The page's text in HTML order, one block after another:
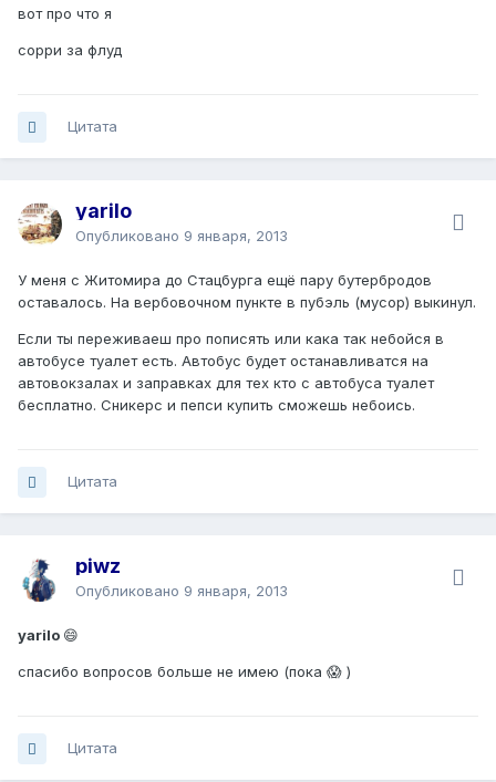
вот про что я
сорри за флуд
Цитата
yarilo
Опубликовано 9 января, 2013
У меня с Житомира до Стацбурга ещё пару бутербродов
оставалось. На вербовочном пункте в пубэль (мусор) выкинул.
Если ты переживаеш про пописять или кака так небойся в
автобусе туалет есть. Автобус будет останавливатся на
автовокзалах и заправках для тех кто с автобуса туалет
бесплатно. Сникерс и пепси купить сможешь небоись.
Цитата
piwz
Опубликовано 9 января, 2013
yarilo 😄
спасибо вопросов больше не имею (пока 😱 )
Цитата